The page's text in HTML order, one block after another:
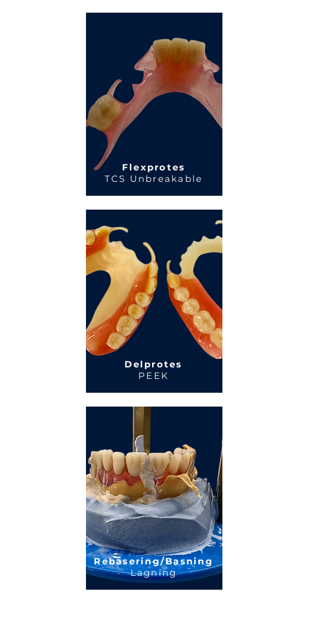
Flexprotes
TCS Unbreakable
Delprotes
PEEK
Rebasering/Basning
Lagning